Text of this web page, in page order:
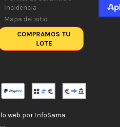
Incidencia
Mapa del sitio
COMPRAMOS TU
LOTE
web por InfoSama